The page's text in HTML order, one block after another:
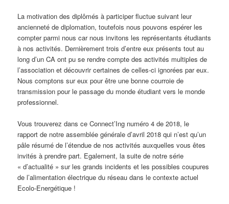
La motivation des diplômés à participer fluctue suivant leur
ancienneté de diplomation, toutefois nous pouvons espérer les
compter parmi nous car nous invitons les représentants étudiants
à nos activités. Dernièrement trois d’entre eux présents tout au
long d’un CA ont pu se rendre compte des activités multiples de
l’association et découvrir certaines de celles-ci ignorées par eux.
Nous comptons sur eux pour être une bonne courroie de
transmission pour le passage du monde étudiant vers le monde
professionnel.
Vous trouverez dans ce Connect’Ing numéro 4 de 2018, le
rapport de notre assemblée générale d’avril 2018 qui n’est qu’un
pâle résumé de l’étendue de nos activités auxquelles vous êtes
invités à prendre part. Egalement, la suite de notre série
« d’actualité » sur les grands incidents et les possibles coupures
de l’alimentation électrique du réseau dans le contexte actuel
Ecolo-Energétique !